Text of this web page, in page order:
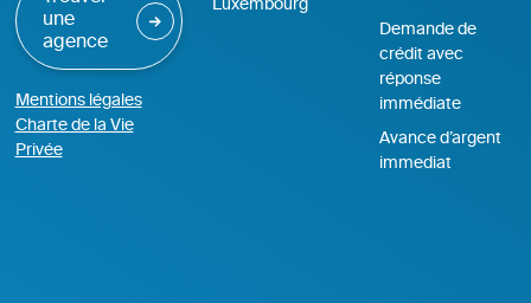
une
agence
Mentions légales
Charte de la Vie
Privée
Demande de
crédit avec
réponse
immédiate
Avance d’argent
immediat